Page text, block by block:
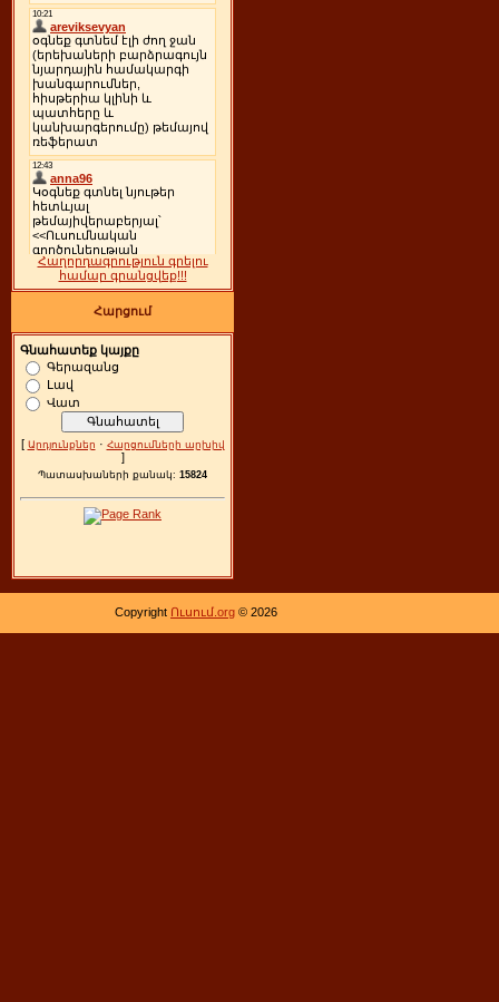
Հաղորդագրություն գրելու
համար գրանցվեք!!!
Հարցում
Գնահատեք կայքը
Գերազանց
Լավ
Վատ
[ Արդյունքներ · Հարցումների արխիվ
]
Պատասխաների քանակ: 15824
Copyright Ուսում.org © 2026